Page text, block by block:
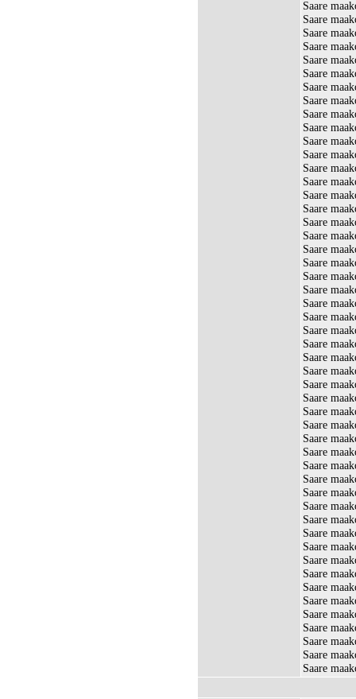
Saare
Saare
Saare
Saare
Saare
Saare
Saare
Saare
Saare
Saare
Saare
Saare
Saare
Saare
Saare
Saare
Saare
Saare
Saare
Saare
Saare
Saare
Saare
Saare
Saare
Saare
Saare
Saare
Saare
Saare
Saare
Saare
Saare
Saare
Saare
Saare
Saare
Saare
Saare
Saare
Saare
Saare
Saare
Saare
Saare
Saare
Saare
Saare
Saare
Saare